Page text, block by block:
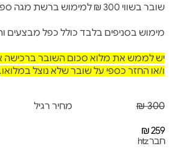
שובר בשווי 300 ₪ למימוש ברשת מגה ספורט.
מימוש בסניפים בלבד כולל כפל מבצעים
יש לממש את מלוא סכום השובר ברכישה
ו/או החזר כספי על שובר שלא נוצל במלואו.
300 ₪ מחיר רגיל
259 ₪
חבר htz